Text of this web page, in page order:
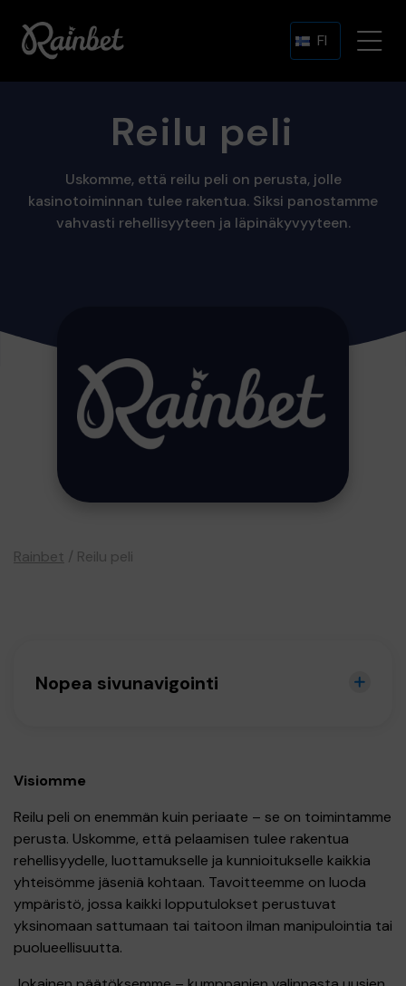
FI
Reilu peli
Uskomme, että reilu peli on perusta, jolle
kasinotoiminnan tulee rakentua. Siksi panostamme
vahvasti rehellisyyteen ja läpinäkyvyyteen.
Rainbet / Reilu peli
Nopea sivunavigointi
Visiomme
Reilu peli on enemmän kuin periaate – se on toimintamme
perusta. Uskomme, että pelaamisen tulee rakentua
rehellisyydelle, luottamukselle ja kunnioitukselle kaikkia
yhteisömme jäseniä kohtaan. Tavoitteemme on luoda
ympäristö, jossa kaikki lopputulokset perustuvat
yksinomaan sattumaan tai taitoon ilman manipulointia tai
puolueellisuutta.